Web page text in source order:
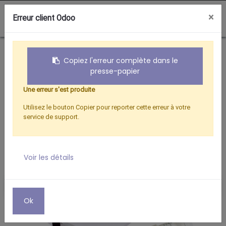
0
Boutique
PARABOLES 85 COMPOSITE
KIT UNIV. D.85 COMPO + LNB
Erreur client Odoo ×
Copiez l'erreur complète dans le
presse-papier
Une erreur s'est produite
Utilisez le bouton Copier pour reporter cette erreur à votre
service de support.
Voir les détails
Ok